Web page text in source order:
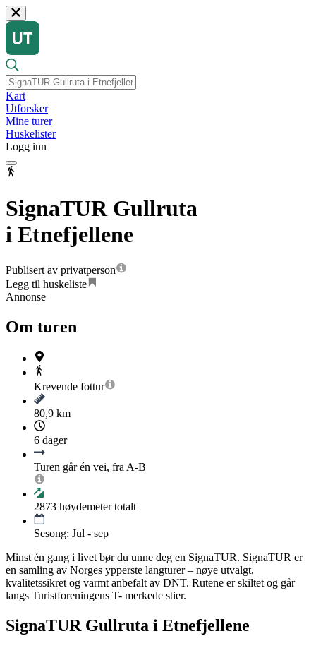
Kart
Utforsker
Mine turer
Huskelister
Logg inn
SignaTUR Gullruta
i Etnefjellene
Publisert av privatperson
Legg til huskeliste
Annonse
Om turen
Krevende fottur
80,9 km
6 dager
Turen går én vei, fra A-B
2873 høydemeter totalt
Sesong: Jul - sep
Minst én gang i livet bør du unne deg en SignaTUR. SignaTUR er
en samling av Norges ypperste langturer – nøye utvalgt,
kvalitetssikret og varmt anbefalt av DNT. Rutene er skiltet og går
langs Turistforeningens T- merkede stier.
SignaTUR Gullruta i Etnefjellene